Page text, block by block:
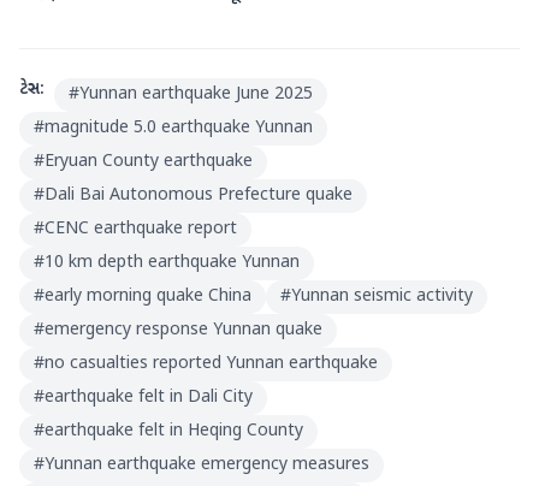
ટેગ્સ: #Yunnan earthquake June 2025
#magnitude 5.0 earthquake Yunnan
#Eryuan County earthquake
#Dali Bai Autonomous Prefecture quake
#CENC earthquake report
#10 km depth earthquake Yunnan
#early morning quake China #Yunnan seismic activity
#emergency response Yunnan quake
#no casualties reported Yunnan earthquake
#earthquake felt in Dali City
#earthquake felt in Heqing County
#Yunnan earthquake emergency measures